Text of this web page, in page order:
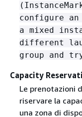
configure
a mixed
different
group and
Capacity
Le prenotazioni
riservare la
una zona di